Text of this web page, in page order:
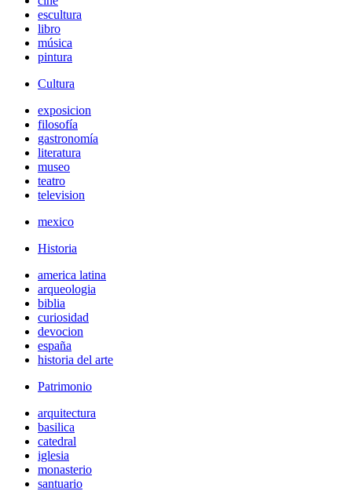
escultura
libro
música
pintura
Cultura
exposicion
filosofía
gastronomía
literatura
museo
teatro
television
mexico
Historia
america latina
arqueologia
biblia
curiosidad
devocion
españa
historia del arte
Patrimonio
arquitectura
basilica
catedral
iglesia
monasterio
santuario